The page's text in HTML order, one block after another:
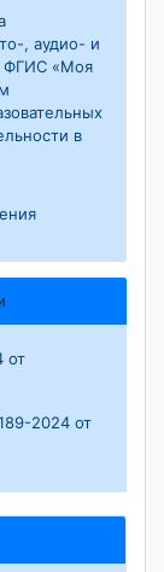
, аудио- и
ФГИС «Моя
в
от
2024 от